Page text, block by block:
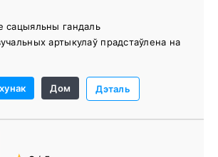
сацыяльны гандаль
артыкулаў прадстаўлена на
Дом Дэталь